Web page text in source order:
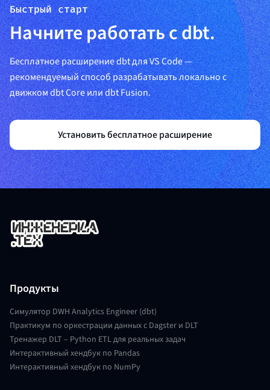
Быстрый старт
Начните работать с dbt.
Бесплатное расширение dbt для VS Code —
рекомендуемый способ разрабатывать локально с
движком dbt Core или dbt Fusion.
Установить бесплатное расширение
Продукты
Симулятор DWH Analytics Engineer (dbt)
Практикум по оркестрации данных с Dagster и DLT
Тренажер DLT – Python ETL для реальных задач
Интерактивный хендбук по Pandas
Интерактивный хендбук по NumPy